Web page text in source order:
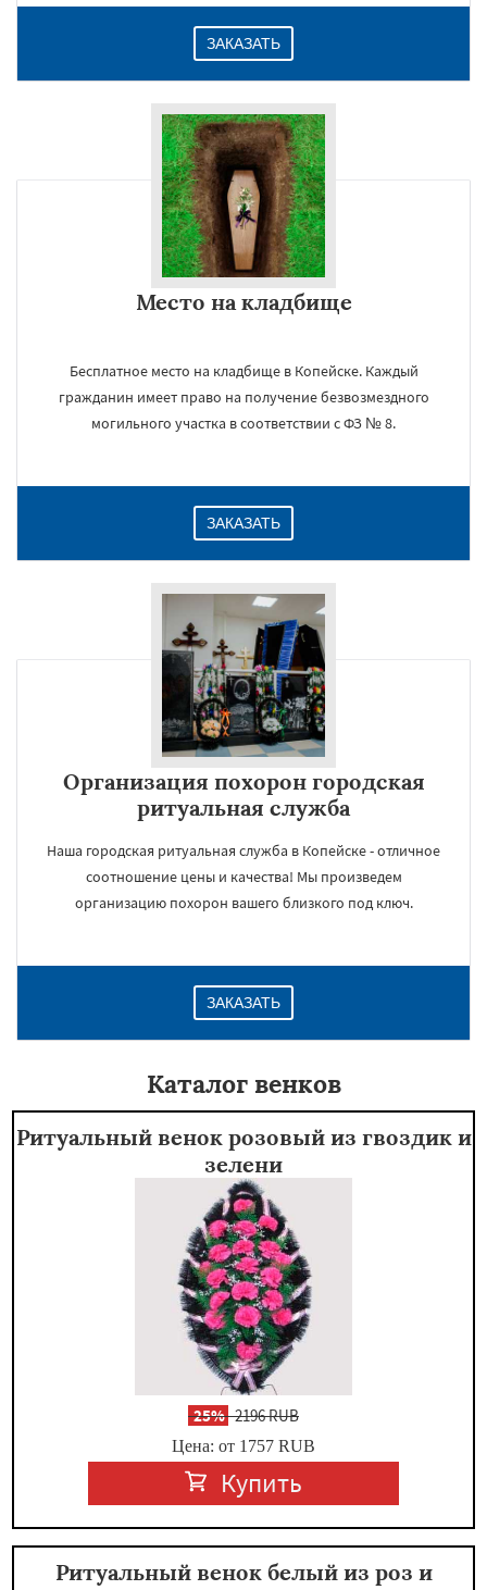
ЗАКАЗАТЬ
Место на кладбище
Бесплатное место на кладбище в Копейске. Каждый
гражданин имеет право на получение безвозмездного
могильного участка в соответствии с ФЗ № 8.
ЗАКАЗАТЬ
Организация похорон городская
ритуальная служба
Наша городская ритуальная служба в Копейске - отличное
соотношение цены и качества! Мы произведем
организацию похорон вашего близкого под ключ.
ЗАКАЗАТЬ
Каталог венков
Ритуальный венок розовый из гвоздик и
зелени
-25%2196 RUB
Цена: от 1757 RUB
Купить
Ритуальный венок белый из роз и